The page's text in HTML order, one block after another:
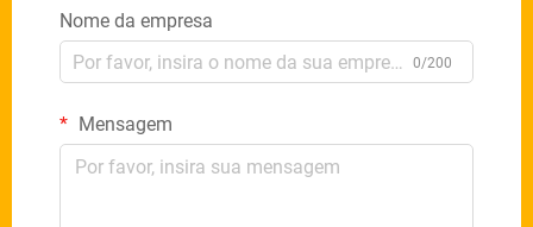
Nome da empresa
0/200
Mensagem